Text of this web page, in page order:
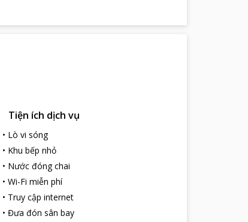
Tiện ích dịch vụ
• Lò vi sóng
• Khu bếp nhỏ
• Nước đóng chai
• Wi-Fi miễn phí
• Truy cập internet
• Đưa đón sân bay